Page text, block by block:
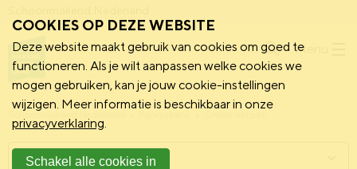
Menu
Schoonmakend Nederland
Menu
COOKIES OP DEZE WEBSITE
Deze website maakt gebruik van cookies om goed te
functioneren. Als je wilt aanpassen welke cookies we
mogen gebruiken, kan je jouw cookie-instellingen
wijzigen. Meer informatie is beschikbaar in onze
privacyverklaring.
Schakel alle cookies in